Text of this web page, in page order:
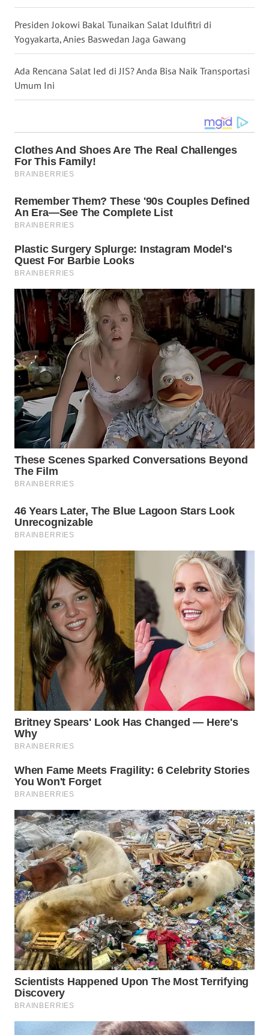
Presiden Jokowi Bakal Tunaikan Salat Idulfitri di
Yogyakarta, Anies Baswedan Jaga Gawang
Ada Rencana Salat Ied di JIS? Anda Bisa Naik Transportasi
Umum Ini
TAPANULI
LESUNG
WN
SIMALUNGUN
WN
LABUHANBATU
TAPANULI
TENGAH
WN DELI
SERDANG
WN
TEBING
TINGGI
WN
PAKPAK
WN
KARAWANG
WN
WN
WN
DEPOK
WN
TAPANULI
UTARA
WN
SAMOSIR
WN
PADANG
LAWAS
WN
SUMEDANG
WN
CIANJUR
WN
KEPULAUAN
SERIBU
WN
TANGERANG
WN
BINJAI
CIREBON